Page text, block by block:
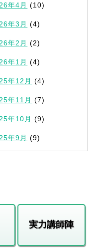
年4月 (10)
年3月 (4)
年2月 (2)
年1月 (4)
年12月 (4)
年11月 (7)
年10月 (9)
年9月 (9)
実力講師陣